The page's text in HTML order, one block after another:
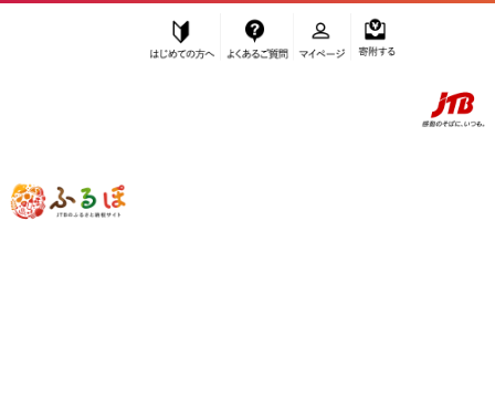
ふるぽ JTBのふるさと納税サイト
「ふるさと納税」TOP